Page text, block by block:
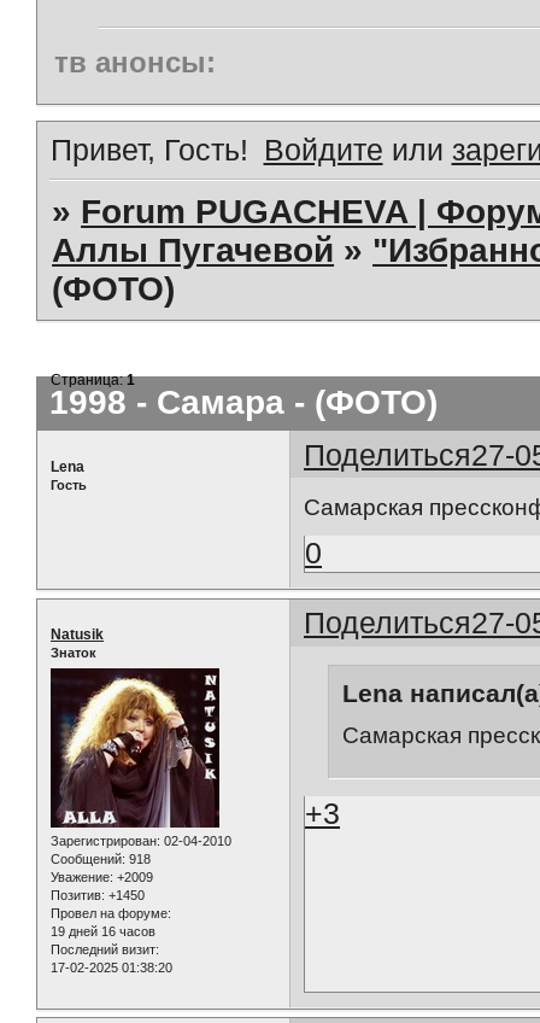
тв анонсы:
Привет, Гость! Войдите или
» Forum PUGACHEVA |
Аллы Пугачевой »
(ФОТО)
1998 - Самара - (ФОТО)
Страница:1
Поделиться27-
Lena
Гость
Самарская
0
Поделиться27-
Natusik
Знаток
Зарегистрирован: 02-04-2010
Сообщений: 918
Уважение: +2009
Позитив: +1450
Провел на форуме:
19 дней 16 часов
Последний визит:
17-02-2025 01:38:20
Lena
Самарская
+3